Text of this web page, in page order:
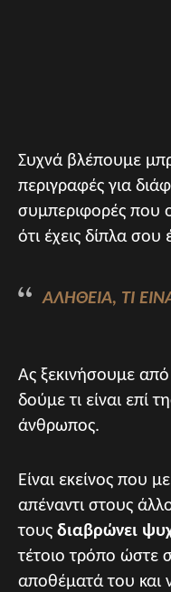
Συχνά βλέπουμε
περιγραφές για
συμπεριφορές που
ότι έχεις δίπλα
ΑΛΉΘΕΙΑ, ΤΙ
Ας ξεκινήσουμε
δούμε τι είναι επί
άνθρωπος.
Είναι εκείνος που
απέναντι στους
τους διαβρώνει
τέτοιο τρόπο ώστε
αποθέματά του και